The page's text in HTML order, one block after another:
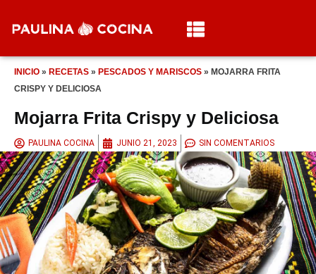
INICIO » RECETAS » PESCADOS Y MARISCOS » MOJARRA FRITA
CRISPY Y DELICIOSA
Mojarra Frita Crispy y Deliciosa
PAULINA COCINA JUNIO 21, 2023 SIN COMENTARIOS